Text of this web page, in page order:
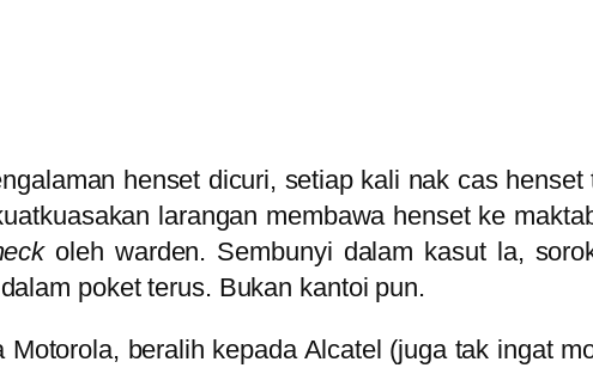
henset dicuri, setiap kali nak cas
larangan membawa henset ke
oleh warden. Sembunyi dalam kasut la,
poket terus. Bukan kantoi pun.
Motorola, beralih kepada Alcatel (juga tak ingat